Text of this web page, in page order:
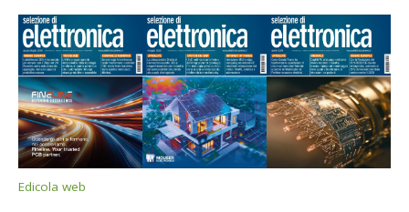
Edicola web